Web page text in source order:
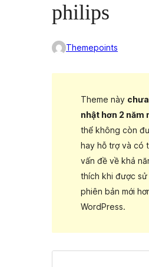
philips
Themepoints
Theme này
nhật hơn 2 năm
thể không còn
hay hỗ trợ và có
vấn đề về khả
thích khi được
phiên bản mới
WordPress.